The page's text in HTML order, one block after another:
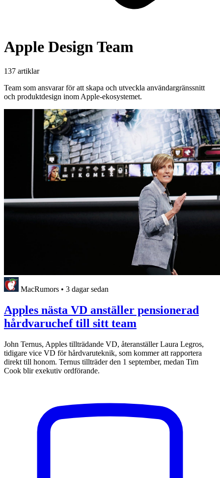
Apple Design Team
137 artiklar
Team som ansvarar för att skapa och utveckla användargränssnitt
och produktdesign inom Apple-ekosystemet.
MacRumors • 3 dagar sedan
Apples nästa VD anställer pensionerad
hårdvaruchef till sitt team
John Ternus, Apples tillträdande VD, återanställer Laura Legros,
tidigare vice VD för hårdvaruteknik, som kommer att rapportera
direkt till honom. Ternus tillträder den 1 september, medan Tim
Cook blir exekutiv ordförande.